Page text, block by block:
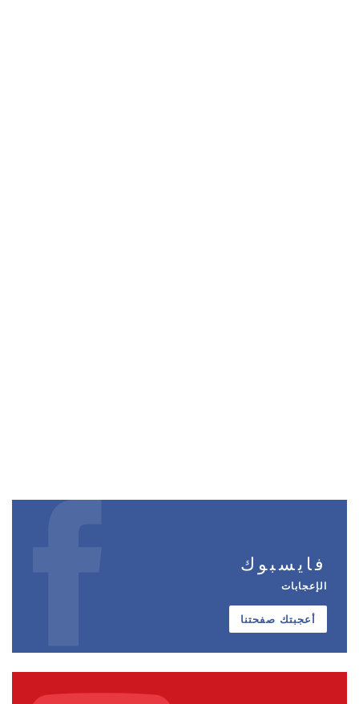
فايسبوك
الإعجابات
أعجبتك صفحتنا